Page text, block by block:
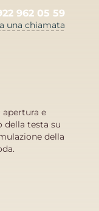
962 05 59
una chiamata
e
della testa su
della